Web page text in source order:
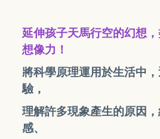
延伸孩子天馬行空的幻想
想像力！
將科學原理運用於生活中
驗，
理解許多現象產生的原因
感、